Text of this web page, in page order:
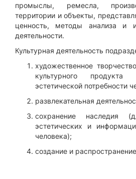
промыслы, ремесла,
территории и объекты,
ценность, методы анализа и
деятельности.
Культурная деятельность
художественное
культурного продукта
эстетической потребности
развлекательная
сохранение наследия
эстетических и
человека);
создание и